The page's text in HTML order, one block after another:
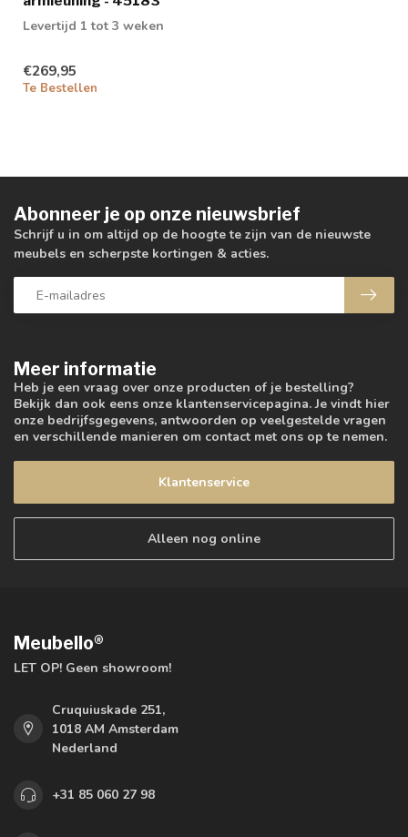
Levertijd 1 tot 3 weken
€269,95
Te Bestellen
Meer informatie
Heb je een vraag over onze producten of je bestelling?
Bekijk dan ook eens onze klantenservicepagina. Je vindt hier
onze bedrijfsgegevens, antwoorden op veelgestelde vragen
en verschillende manieren om contact met ons op te nemen.
Klantenservice
Alleen nog online
Abonneer je op onze nieuwsbrief
Schrijf u in om altijd op de hoogte te zijn van de nieuwste
meubels en scherpste kortingen & acties.
Meubello®
LET OP! Geen showroom!
Cruquiuskade 251,
1018 AM Amsterdam
Nederland
+31 85 060 27 98